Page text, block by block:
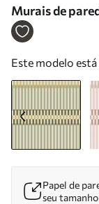
Murais de
e areia Nr.
Este modelo
Papel de
seu tamanho